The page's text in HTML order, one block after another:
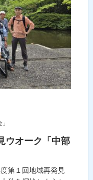
ウオーク「中部
第１回地域再発見